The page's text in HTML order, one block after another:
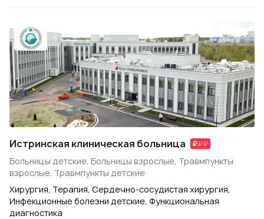
Истринская клиническая больница
Больницы детские, Больницы взрослые, Травмпункты
взрослые, Травмпункты детские
Хирургия, Терапия, Сердечно-сосудистая хирургия,
Инфекционные болезни детские, Функциональная
диагностика